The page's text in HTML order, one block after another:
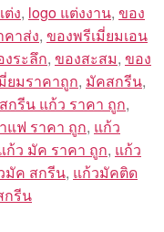
ง, logo แต่งงาน, ของ
คาส่ง, ของพรีเมี่ยมเอน
ระลึก, ของสะสม, ของ
ยมราคาถูก, มัคสกรีน,
สกรีน แก้ว ราคา ถูก,
แฟ ราคา ถูก, แก้ว
ก้ว มัค ราคา ถูก, แก้ว
มัค สกรีน, แก้วมัคติด
กรีน